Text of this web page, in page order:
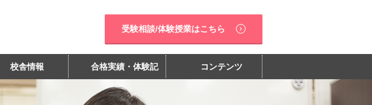
受験相談/体験授業はこちら
校舎情報 合格実績・体験記 コンテンツ